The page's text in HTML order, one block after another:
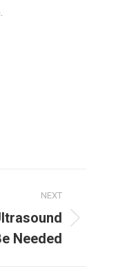
NEXT
Needed